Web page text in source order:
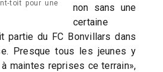
toit pour une
non sans une
certaine
partie du FC Bonvillars dans
Presque tous les jeunes y
à maintes reprises ce terrain»,